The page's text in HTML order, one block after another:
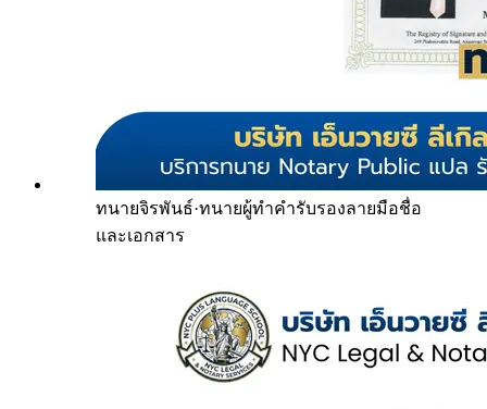
ทนายจิรพันธ์·ทนายผู้ทำคำรับรองลายมือชื่อ
และเอกสาร